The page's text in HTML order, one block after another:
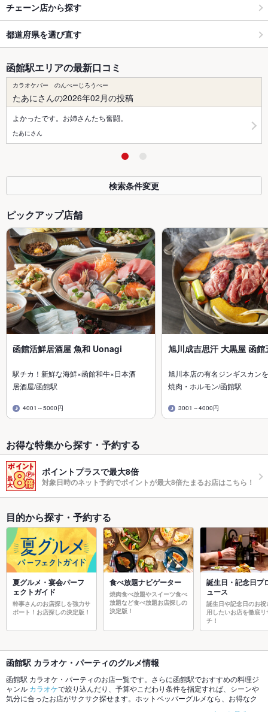
チェーン店から探す
都道府県を選び直す
函館駅エリアの最新口コミ
カラオケバー のんべーじろうべー
たあにさんの2026年02月の投稿
よかったです。お姉さんたち奮闘。
たあにさん
検索条件変更
ピックアップ店舗
函館活鮮居酒屋 魚和 Uonagi
駅チカ！新鮮な海鮮×函館和牛×日本酒
居酒屋/函館駅
4001～5000円
旭川成吉思汗 大黒屋 函館
旭川本店の有名ジンギスカン
焼肉・ホルモン/函館駅
3001～4000円
お得な特集から探す・予約する
ポイントプラスで最大8倍
対象日時のネット予約でポイントが最大8倍たまるお店はこちら！
目的から探す・予約する
夏グルメ・宴会パーフ
ェクトガイド
幹事さんのお店探しを強力サ
ポート！お店探しの決定版！
食べ放題ナビゲーター
焼肉食べ放題やスイーツ食べ
放題など食べ放題お店探しの
決定版！
誕生日・記念日プ
ュース
誕生日や記念日のお祝
用したいお店を徹底リ
チ！
函館駅 カラオケ・パーティのグルメ情報
函館駅 カラオケ・パーティのお店一覧です。さらに函館駅でおすすめの料理ジ
ャンル カラオケで絞り込んだり、予算やこだわり条件を指定すれば、シーンや
気分に合ったお店がサクサク探せます。ホットペッパーグルメなら、お得なク